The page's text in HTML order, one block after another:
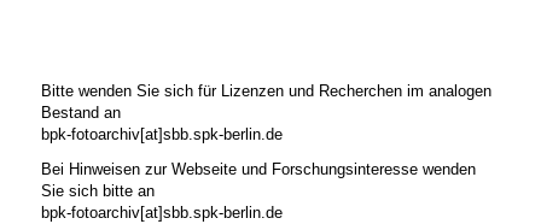
Bitte wenden Sie sich für Lizenzen und Recherchen im analogen
Bestand an
bpk-fotoarchiv[at]sbb.spk-berlin.de
Bei Hinweisen zur Webseite und Forschungsinteresse wenden
Sie sich bitte an
bpk-fotoarchiv[at]sbb.spk-berlin.de